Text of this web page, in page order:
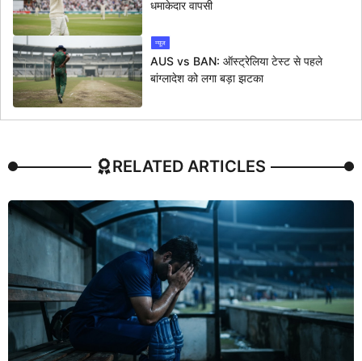
धमाकेदार वापसी
न्यूज
AUS vs BAN: ऑस्ट्रेलिया टेस्ट से पहले
बांग्लादेश को लगा बड़ा झटका
RELATED ARTICLES